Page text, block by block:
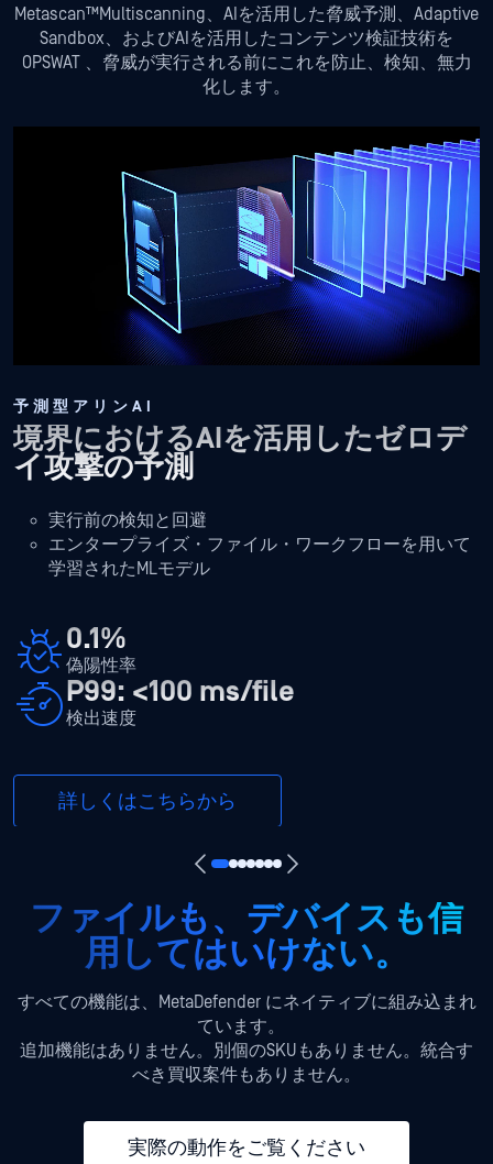
Metascan™Multiscanning、AIを活用した脅威予測、Adaptive
Sandbox、およびAIを活用したコンテンツ検証技術を
OPSWAT 、脅威が実行される前にこれを防止、検知、無力
化します。
予測型アリンAI
境界におけるAIを活用したゼロデ
イ攻撃の予測
実行前の検知と回避
エンタープライズ・ファイル・ワークフローを用いて
学習されたMLモデル
0.1%
偽陽性率
P99: <100 ms/file
検出速度
詳しくはこちらから
ファイルも、デバイスも信
用してはいけない。
すべての機能は、MetaDefender にネイティブに組み込まれ
ています。
追加機能はありません。別個のSKUもありません。統合す
べき買収案件もありません。
実際の動作をご覧ください